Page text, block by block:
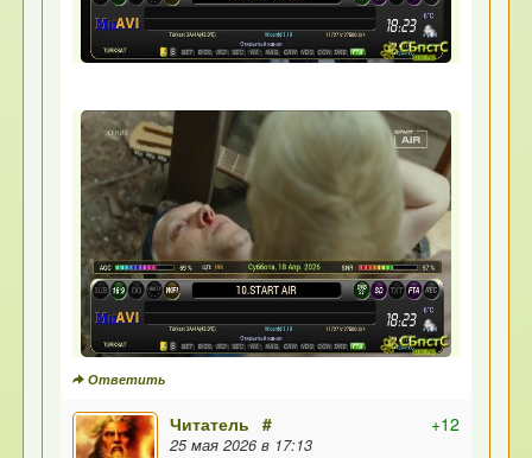
Ответить
+12
Читатель #
25 мая 2026 в 17:13